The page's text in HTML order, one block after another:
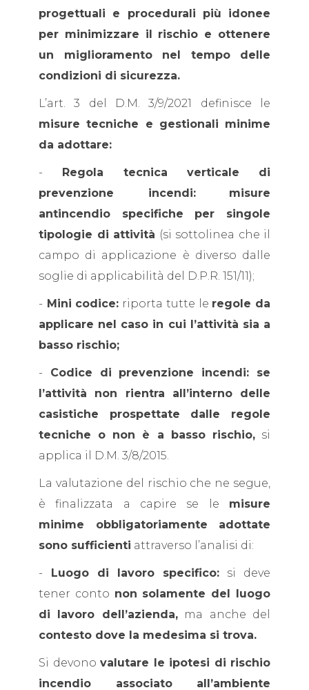
progettuali e procedurali più idonee
per minimizzare il rischio e ottenere
un miglioramento nel tempo delle
condizioni di sicurezza.
L’art. 3 del D.M. 3/9/2021 definisce le
misure tecniche e gestionali minime
da adottare:
- Regola tecnica verticale di
prevenzione incendi:
misure
antincendio specifiche per singole
tipologie di attività (si sottolinea che il
campo di applicazione è diverso dalle
soglie di applicabilità del D.P.R. 151/11);
- Mini codice: riporta tutte le regole da
applicare nel caso in cui l’attività sia a
basso rischio;
- Codice di prevenzione incendi: se
l’attività non rientra all’interno delle
casistiche prospettate dalle regole
tecniche o non è a basso rischio,si
applica il D.M. 3/8/2015.
La valutazione del rischio che ne segue,
è finalizzata a capire se le misure
minime obbligatoriamente adottate
sono sufficienti attraverso l’analisi di:
- Luogo di lavoro specifico: si deve
tener conto non solamente del luogo
di lavoro dell’azienda,ma anche del
contesto dove la medesima si trova.
Si devono valutare le ipotesi di rischio
incendio associato all’ambiente